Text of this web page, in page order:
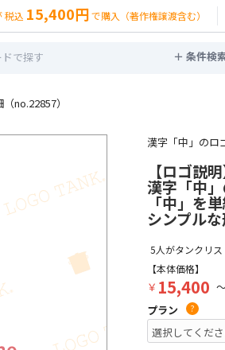
税込 15,400円 で購入（著作権譲渡含む）
＋ 条件検
no.22857）
漢字「中」のロ
【ロゴ説明
漢字「中
「中」を
シンプル
5人がタンクリ
【本体価格】
￥ 15,400
プラン
?